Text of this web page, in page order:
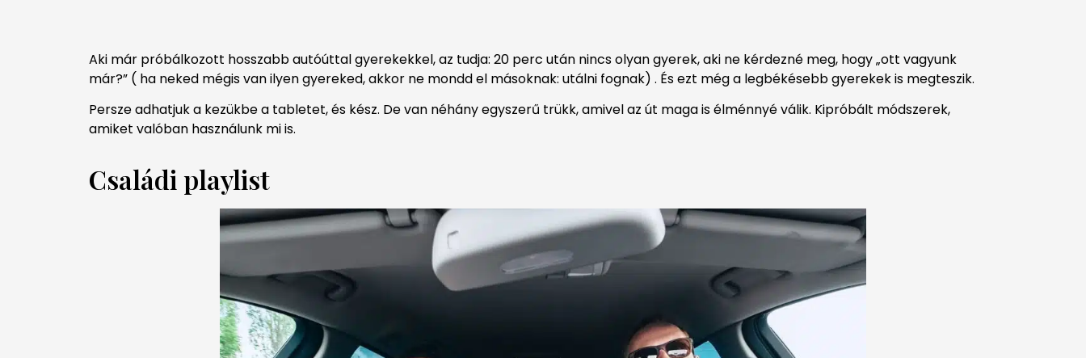
Aki már próbálkozott hosszabb autóúttal gyerekekkel, az tudja: 20 perc után nincs olyan gyerek, aki ne kérdezné meg, hogy „ott vagyunk
már?” ( ha neked mégis van ilyen gyereked, akkor ne mondd el másoknak: utálni fognak) . És ezt még a legbékésebb gyerekek is megteszik.
Persze adhatjuk a kezükbe a tabletet, és kész. De van néhány egyszerű trükk, amivel az út maga is élménnyé válik. Kipróbált módszerek,
amiket valóban használunk mi is.
Családi playlist